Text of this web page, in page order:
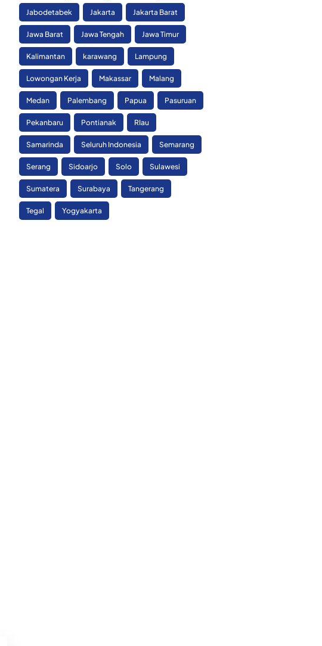
Jabodetabek Jakarta Jakarta Barat
Jawa Barat Jawa Tengah Jawa Timur
Kalimantan karawang Lampung
Lowongan Kerja Makassar Malang
Medan Palembang Papua Pasuruan
Pekanbaru Pontianak RIau
Samarinda Seluruh Indonesia Semarang
Serang Sidoarjo Solo Sulawesi
Sumatera Surabaya Tangerang
Tegal Yogyakarta